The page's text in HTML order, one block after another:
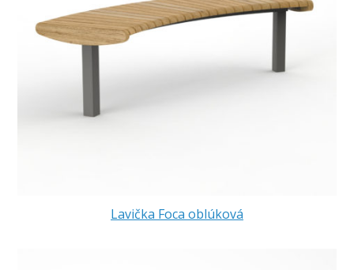
Lavička Foca oblúková